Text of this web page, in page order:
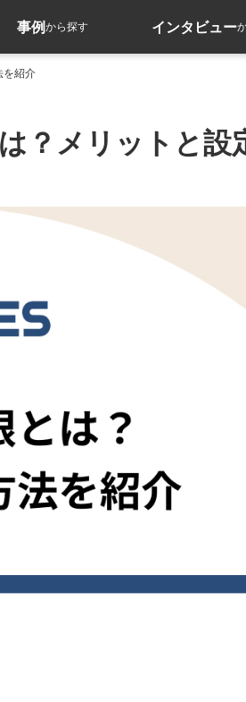
事例から探す インタビュー
を紹介
？メリットと設